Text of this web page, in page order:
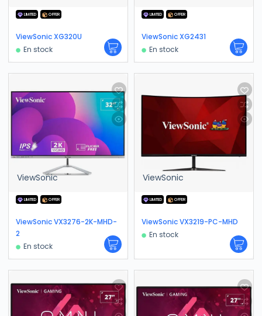
LIMITED OFFER
ViewSonic XG320U
En stock
LIMITED OFFER
ViewSonic XG2431
En stock
ViewSonic
LIMITED OFFER
ViewSonic VX3276-2K-MHD-
2
En stock
ViewSonic
LIMITED OFFER
ViewSonic VX3219-PC-MHD
En stock